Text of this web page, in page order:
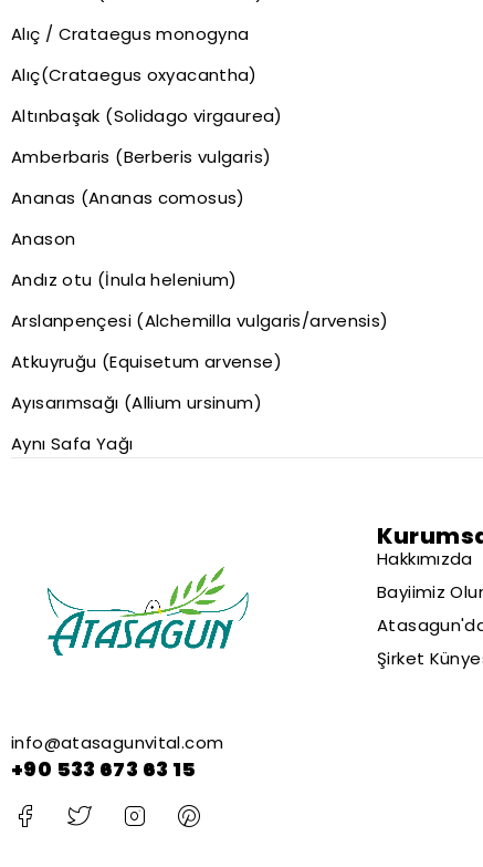
Alıç / Crataegus monogyna
Alıç(Crataegus oxyacantha)
Altınbaşak (Solidago virgaurea)
Amberbaris (Berberis vulgaris)
Ananas (Ananas comosus)
Anason
Andız otu (İnula helenium)
Arslanpençesi (Alchemilla vulgaris/arvensis)
Atkuyruğu (Equisetum arvense)
Ayısarımsağı (Allium ursinum)
Aynı Safa Yağı
info@atasagunvital.com
+90 533 673 63 15
Hakkımızda
Bayiimiz
Şirket